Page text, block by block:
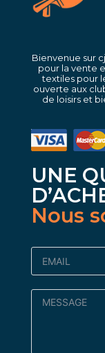
Bienvenue sur
pour la vente
textiles pour
ouverte aux
de loisirs et
UNE
Nous